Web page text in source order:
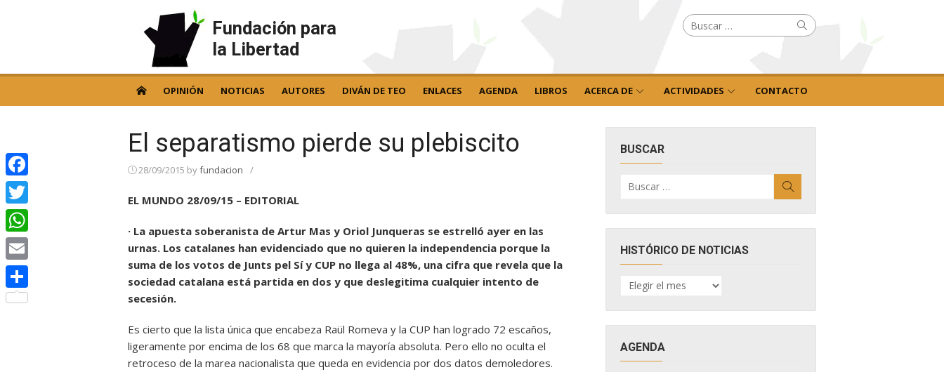
Fundación para
la Libertad
Buscar
por: Buscar
OPINIÓN NOTICIAS AUTORES DIVÁN DE TEO ENLACES AGENDA LIBROS ACERCA DE ACTIVIDADES CONTACTO
El separatismo pierde su plebiscito
28/09/2015 byfundacion /
EL MUNDO 28/09/15 – EDITORIAL
· La apuesta soberanista de Artur Mas y Oriol Junqueras se estrelló ayer en las
urnas. Los catalanes han evidenciado que no quieren la independencia porque la
suma de los votos de Junts pel Sí y CUP no llega al 48%, una cifra que revela que la
sociedad catalana está partida en dos y que deslegitima cualquier intento de
secesión.
Es cierto que la lista única que encabeza Raül Romeva y la CUP han logrado 72 escaños,
ligeramente por encima de los 68 que marca la mayoría absoluta. Pero ello no oculta el
retroceso de la marea nacionalista que queda en evidencia por dos datos demoledores.
BUSCAR
por:
HISTÓRICO DE NOTICIAS
HISTÓRICO
DE
AGENDA
Facebook
Twitter
WhatsApp
Email
Compartir